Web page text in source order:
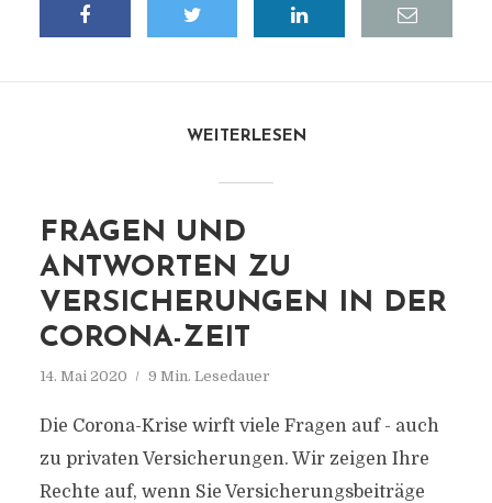
WEITERLESEN
FRAGEN UND
ANTWORTEN ZU
VERSICHERUNGEN IN DER
CORONA-ZEIT
14. Mai 2020 9 Min. Lesedauer
Die Corona-Krise wirft viele Fragen auf - auch
zu privaten Versicherungen. Wir zeigen Ihre
Rechte auf, wenn Sie Versicherungsbeiträge